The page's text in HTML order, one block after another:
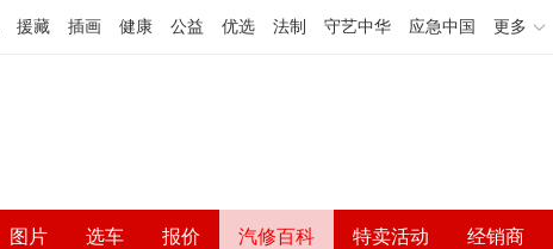
援藏 插画 健康 公益 优选 法制 守艺中华 应急中国 更多
图片 选车 报价 汽修百科 特卖活动 经销商